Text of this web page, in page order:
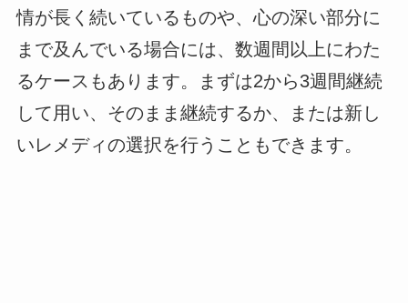
情が長く続いているものや、心の深い部分に
まで及んでいる場合には、数週間以上にわた
るケースもあります。まずは2から3週間継続
して用い、そのまま継続するか、または新し
いレメディの選択を行うこともできます。